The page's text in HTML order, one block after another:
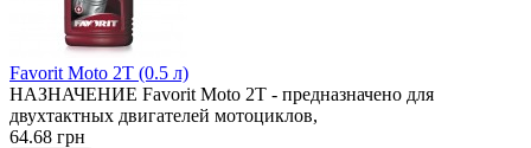
Favorit Moto 2T (0.5 л)
НАЗНАЧЕНИЕ Favorit Moto 2T - предназначено для
двухтактных двигателей мотоциклов,
64.68 грн